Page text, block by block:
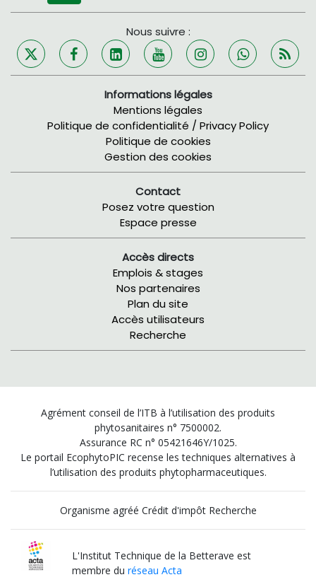
Nous suivre :
Informations légales
Mentions légales
Politique de confidentialité / Privacy Policy
Politique de cookies
Gestion des cookies
Contact
Posez votre question
Espace presse
Accès directs
Emplois & stages
Nos partenaires
Plan du site
Accès utilisateurs
Recherche
Agrément conseil de l’ITB à l’utilisation des produits
phytosanitaires n° 7500002.
Assurance RC n° 05421646Y/1025.
Le portail EcophytoPIC recense les techniques alternatives à
l’utilisation des produits phytopharmaceutiques.
Organisme agréé Crédit d'impôt Recherche
L'Institut Technique de la Betterave est
membre duréseau Acta